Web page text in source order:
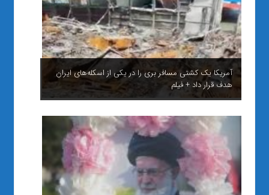
آمریکا یک کشتی مسافر بری را در یکی از اسکله‌های ایران
هدف قرار داد + فیلم